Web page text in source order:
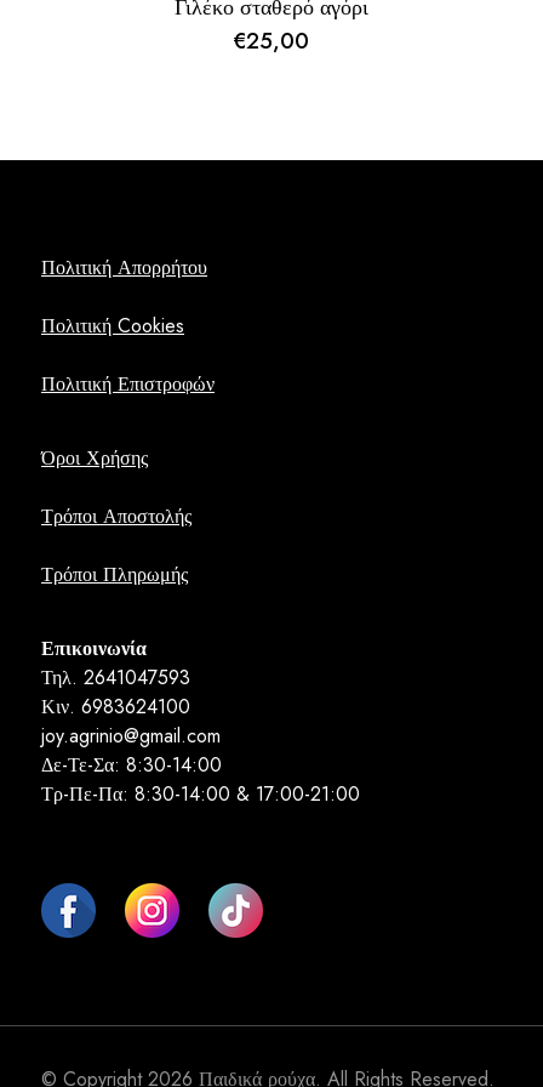
Γιλέκο σταθερό αγόρι
€25,00
Πολιτική Απορρήτου
Πολιτική Cookies
Πολιτική Επιστροφών
Όροι Χρήσης
Τρόποι Αποστολής
Τρόποι Πληρωμής
Επικοινωνία
Τηλ. 2641047593
Κιν. 6983624100
joy.agrinio@gmail.com
Δε-Τε-Σα: 8:30-14:00
Τρ-Πε-Πα: 8:30-14:00 & 17:00-21:00
© Copyright 2026 Παιδικά ρούχα. All Rights Reserved.